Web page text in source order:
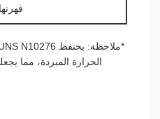
الحرارة المبردة، مما